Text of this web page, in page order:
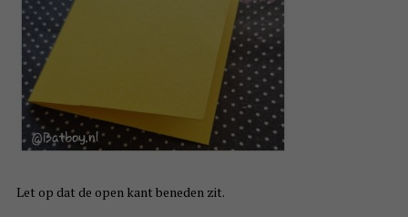
Let op dat de open kant beneden zit.